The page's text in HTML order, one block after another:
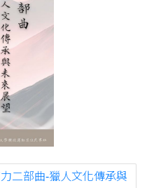
二部曲-獵人文化傳承與